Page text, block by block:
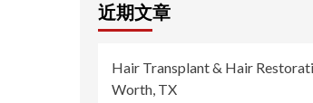
近期文章
Hair Transplant & Hair
Worth, TX